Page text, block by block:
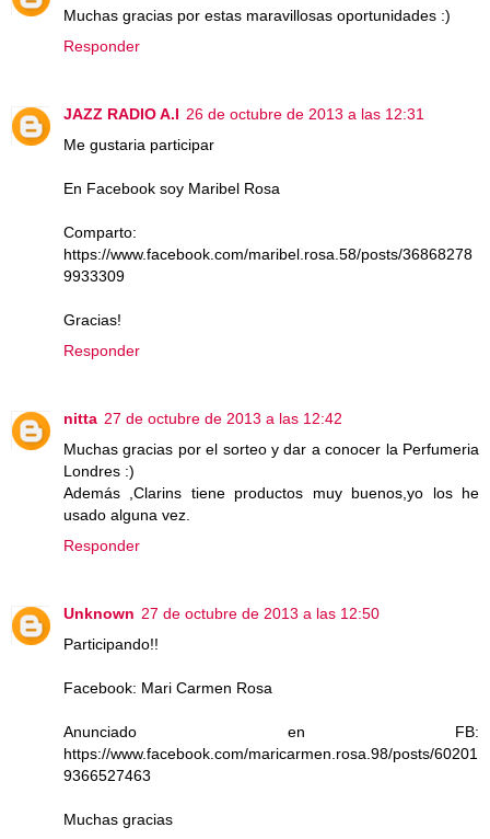
Muchas gracias por estas maravillosas oportunidades :)
Responder
JAZZ RADIO A.I 26 de octubre de 2013 a las 12:31
Me gustaria participar
En Facebook soy Maribel Rosa
Comparto:
https://www.facebook.com/maribel.rosa.58/posts/36868278
9933309
Gracias!
Responder
nitta 27 de octubre de 2013 a las 12:42
Muchas gracias por el sorteo y dar a conocer la Perfumeria
Londres :)
Además ,Clarins tiene productos muy buenos,yo los he
usado alguna vez.
Responder
Unknown 27 de octubre de 2013 a las 12:50
Participando!!
Facebook: Mari Carmen Rosa
Anunciado en FB:
https://www.facebook.com/maricarmen.rosa.98/posts/60201
9366527463
Muchas gracias